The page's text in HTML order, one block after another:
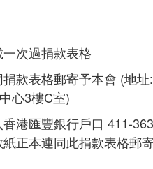
一次過捐款表格
款表格郵寄予本會 (地
心3樓C室)
港匯豐銀行戶口 411-
正本連同此捐款表格郵寄